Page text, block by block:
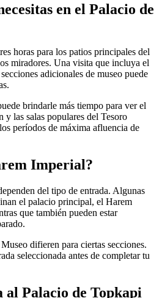
en el Palacio de
horas para los patios principales del
miradores. Una visita que incluya el
adicionales de museo puede
brindarle más tiempo para ver el
y las salas populares del Tesoro
períodos de máxima afluencia de
Imperial?
del tipo de entrada. Algunas
el palacio principal, el Harem
que también pueden estar
difieren para ciertas secciones.
seleccionada antes de completar tu
Palacio de Topkapi